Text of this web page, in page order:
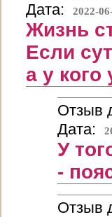
Дата:
2022-
Жизнь
Если
а у кого
Отзыв
Дата:
У
-
Отзыв